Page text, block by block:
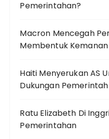
Pemerintahan?
Macron Mencegah
Membentuk
Haiti Menyerukan AS
Dukungan Pemerintah
Ratu Elizabeth Di
Pemerintahan